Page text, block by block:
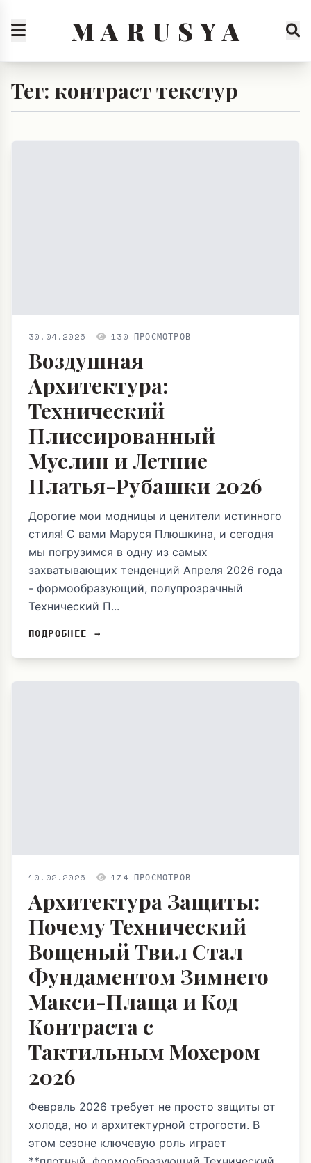
M A R U S Y A
Тег: контраст текстур
30.04.2026 130 ПРОСМОТРОВ
Воздушная
Архитектура:
Технический
Плиссированный
Муслин и Летние
Платья-Рубашки 2026
Дорогие мои модницы и ценители истинного
стиля! С вами Маруся Плюшкина, и сегодня
мы погрузимся в одну из самых
захватывающих тенденций Апреля 2026 года
- формообразующий, полупрозрачный
Технический П...
ПОДРОБНЕЕ →
10.02.2026 174 ПРОСМОТРОВ
Архитектура Защиты:
Почему Технический
Вощеный Твил Стал
Фундаментом Зимнего
Макси-Плаща и Код
Контраста с
Тактильным Мохером
2026
Февраль 2026 требует не просто защиты от
холода, но и архитектурной строгости. В
этом сезоне ключевую роль играет